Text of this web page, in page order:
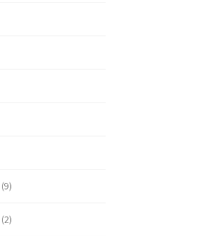
(9)
(2)